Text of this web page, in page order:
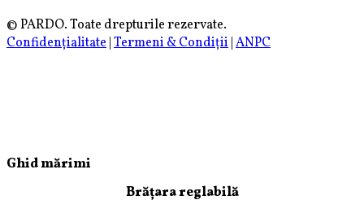
© PARDO. Toate drepturile rezervate.
Confidențialitate Termeni & Condiții ANPC
Ghid mărimi
Brățara reglabilă